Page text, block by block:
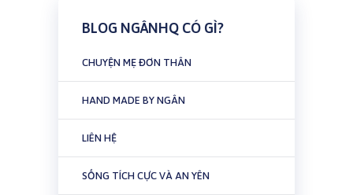
BLOG NGÂNHQ CÓ GÌ?
CHUYỆN MẸ ĐƠN THÂN
HAND MADE BY NGÂN
LIÊN HỆ
SỐNG TÍCH CỰC VÀ AN YÊN